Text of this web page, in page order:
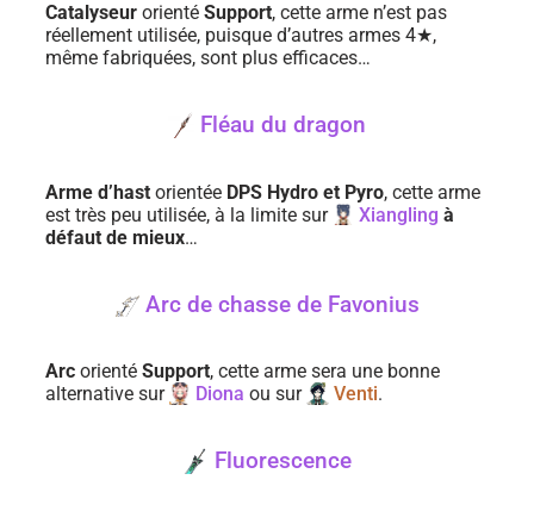
Catalyseur orienté Support, cette arme n’est pas
réellement utilisée, puisque d’autres armes 4★,
même fabriquées, sont plus efficaces…
Fléau du dragon
Arme d’hast orientée DPS Hydro et Pyro, cette arme
est très peu utilisée, à la limite sur
Xiangling à
défaut de mieux…
Arc de chasse de Favonius
Arc orienté Support, cette arme sera une bonne
alternative sur
Diona ou sur Venti.
Fluorescence